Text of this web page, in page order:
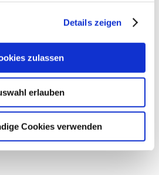
Details zeigen
zulassen
erlauben
Cookies verwenden